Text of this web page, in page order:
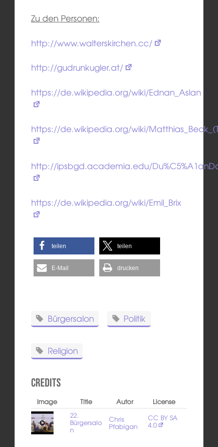
Zu den Personen:
http://www.walterskirchen.cc/
http://gudrunkugler.at/
https://de.wikipedia.org/wiki/Ednan_Aslan
https://de.wikipedia.org/wiki/
http://ipsbgd.academia.edu/
https://de.wikipedia.org/wiki/Emil_Brix
teilen teilen
E-Mail drucken
Bürgersalon Politik
Religion
Credits
Image Title Autor
License
22.
Bürgersalo
n
Chris
Pfabigan
CC BY SA
4.0